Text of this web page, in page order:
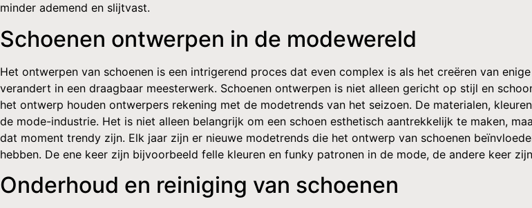
minder ademend en slijtvast.
Schoenen ontwerpen in de modewereld
Het ontwerpen van schoenen is een intrigerend proces dat even complex is als het creëren van
verandert in een draagbaar meesterwerk. Schoenen ontwerpen is niet alleen gericht op stijl en
het ontwerp houden ontwerpers rekening met de modetrends van het seizoen. De materialen,
de mode-industrie. Het is niet alleen belangrijk om een schoen esthetisch aantrekkelijk te maken,
dat moment trendy zijn. Elk jaar zijn er nieuwe modetrends die het ontwerp van schoenen
hebben. De ene keer zijn bijvoorbeeld felle kleuren en funky patronen in de mode, de andere keer
Onderhoud en reiniging van schoenen